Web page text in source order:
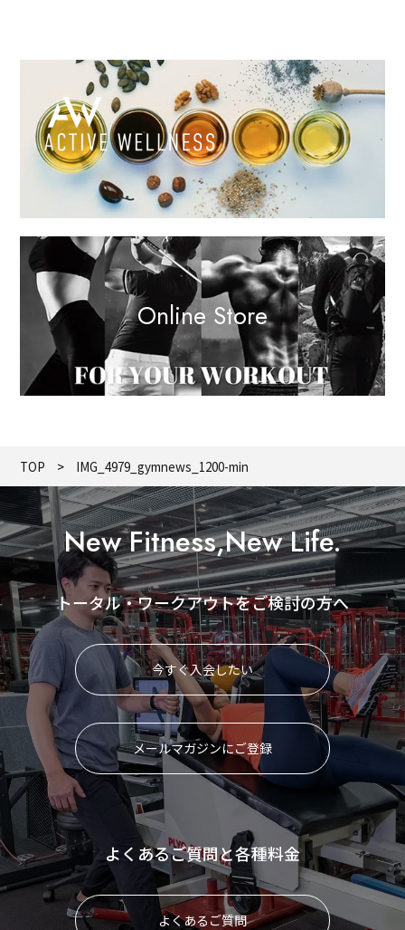
Online Store
TOP IMG_4979_gymnews_1200-min
New Fitness,New Life.
トータル・ワークアウトをご検討の方へ
今すぐ入会したい
メールマガジンにご登録
よくあるご質問と各種料金
よくあるご質問